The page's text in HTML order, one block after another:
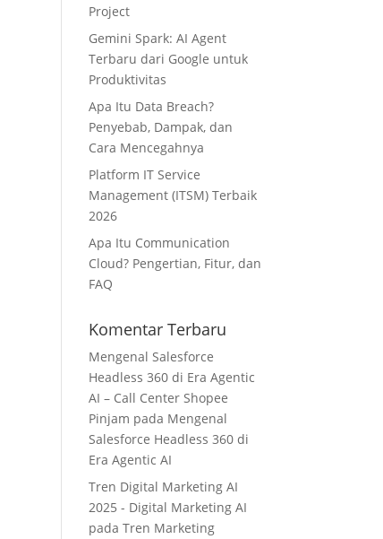
Project
Gemini Spark: AI Agent
Terbaru dari Google untuk
Produktivitas
Apa Itu Data Breach?
Penyebab, Dampak, dan
Cara Mencegahnya
Platform IT Service
Management (ITSM) Terbaik
2026
Apa Itu Communication
Cloud? Pengertian, Fitur, dan
FAQ
Komentar Terbaru
Mengenal Salesforce
Headless 360 di Era Agentic
AI – Call Center Shopee
Pinjam pada Mengenal
Salesforce Headless 360 di
Era Agentic AI
Tren Digital Marketing AI
2025 - Digital Marketing AI
padaTren Marketing